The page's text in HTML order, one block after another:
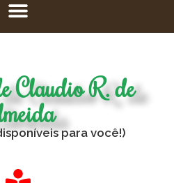
Claudio R. de
para você!)